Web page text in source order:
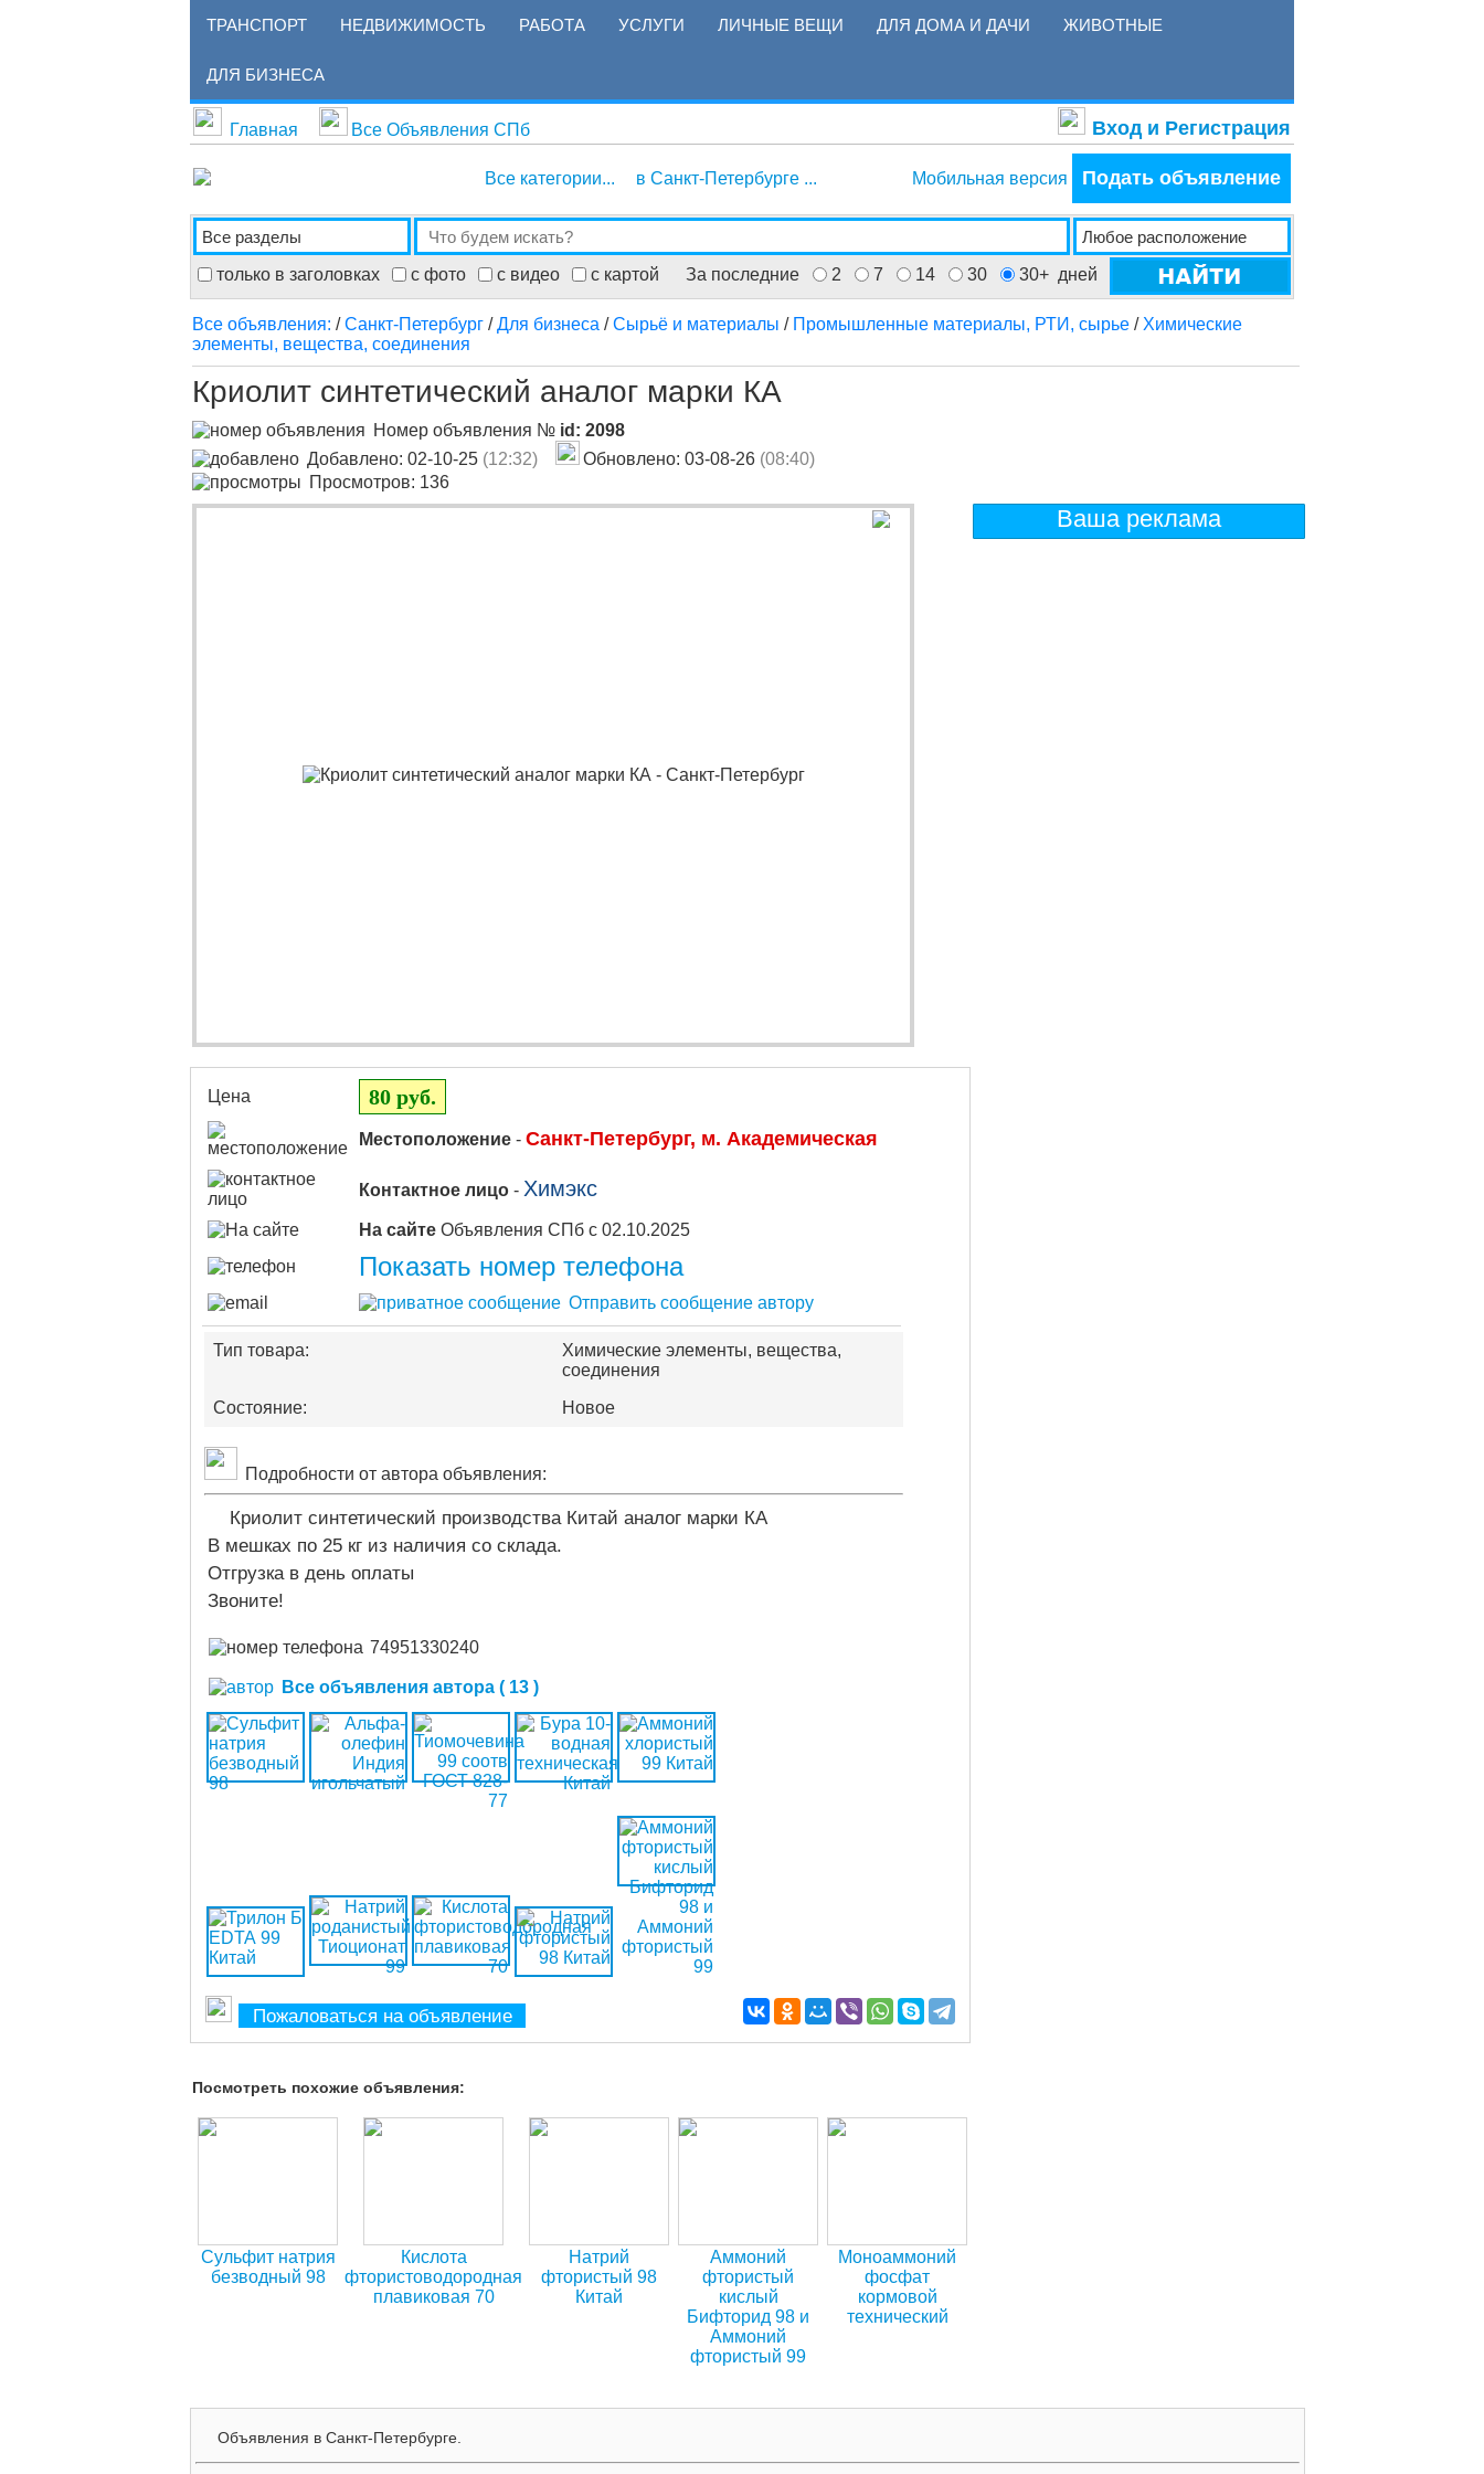
ТРАНСПОРТ НЕДВИЖИМОСТЬ РАБОТА УСЛУГИ ЛИЧНЫЕ ВЕЩИ ДЛЯ ДОМА И ДАЧИ ЖИВОТНЫЕ
ДЛЯ БИЗНЕСА
Главная Все Объявления СПб Вход и Регистрация
Все категории... в Санкт-Петербурге ... Мобильная версия Подать объявление
только в заголовках с фото с видео с картой За последние 2 7 14 30 30+ дней
Все объявления: /Санкт-Петербург /Для бизнеса /Сырьё и материалы / Промышленные материалы, РТИ, сырье / Химические
элементы, вещества, соединения
Криолит синтетический аналог марки КА
Номер объявления № id: 2098
Добавлено: 02-10-25 (12:32) Обновлено: 03-08-26 (08:40)
Просмотров: 136
Цена 80 руб.
Местоположение - Санкт-Петербург, м. Академическая
Контактное лицо - Химэкс
На сайте Объявления СПб с 02.10.2025
Показать номер телефона
Отправить сообщение автору
Тип товара:
Химические элементы, вещества,
соединения
Состояние:
Новое
Подробности от автора объявления:
Криолит синтетический производства Китай аналог марки КА
В мешках по 25 кг из наличия со склада.
Отгрузка в день оплаты
Звоните!
74951330240
Все объявления автора ( 13 )
Пожаловаться на объявление
Посмотреть похожие объявления:
Сульфит натрия
безводный 98
Кислота
фтористоводородная
плавиковая 70
Натрий
фтористый 98
Китай
Аммоний
фтористый
кислый
Бифторид 98 и
Аммоний
фтористый 99
Моноаммоний
фосфат
кормовой
технический
Ваша реклама
Объявления в Санкт-Петербурге.